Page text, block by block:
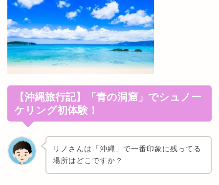
【沖縄旅行記】「 青の洞窟」でシュノー
ケリング初体験！
リノさんは「沖縄」で一番印象に残ってる
場所はどこですか？